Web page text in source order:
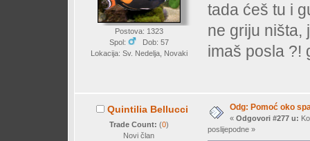
Postova: 1323
Spol:
Dob: 57
Lokacija: Sv. Nedelja, Novaki
tada ćeš tu i
ne griju ništa,
imaš posla ?!
Quintilia Bellucci
Trade Count: (0)
Novi član
Odg: Pomoć oko
« Odgovori #277 u:
poslijepodne »